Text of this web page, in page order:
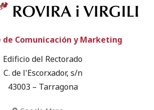
de Comunicación y Marketing
Edificio del Rectorado
C. de l'Escorxador, s/n
43003 – Tarragona